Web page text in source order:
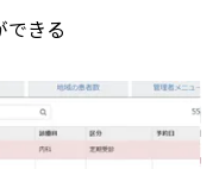
できる